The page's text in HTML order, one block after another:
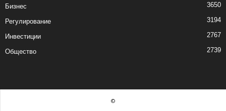
Бизнес 3650
Регулирование 3194
Инвестиции 2767
Общество 2739
©